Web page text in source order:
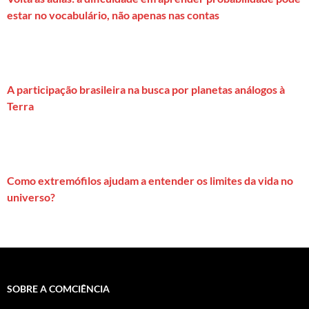
estar no vocabulário, não apenas nas contas
A participação brasileira na busca por planetas análogos à
Terra
Como extremófilos ajudam a entender os limites da vida no
universo?
SOBRE A COMCIÊNCIA